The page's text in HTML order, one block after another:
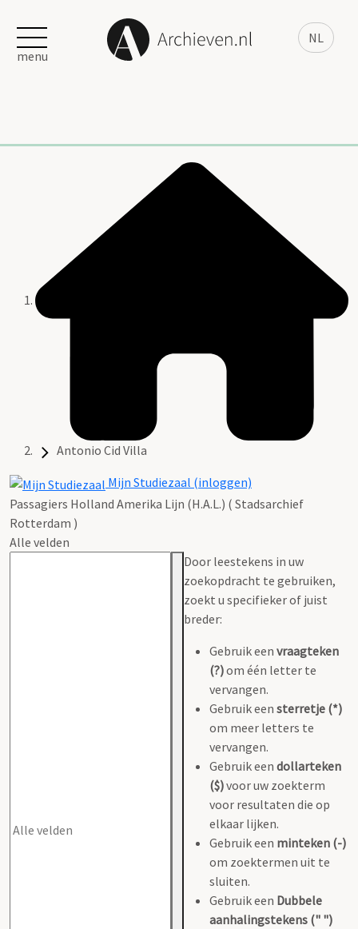
NL
menu
Antonio Cid Villa
Mijn Studiezaal (inloggen)
Passagiers Holland Amerika Lijn (H.A.L.) ( Stadsarchief
Rotterdam )
Alle velden
Door leestekens in uw
zoekopdracht te gebruiken,
zoekt u specifieker of juist
breder:
Gebruik een vraagteken
(?)om één letter te
vervangen.
Gebruik een sterretje (*)
om meer letters te
vervangen.
Gebruik een dollarteken
($)voor uw zoekterm
voor resultaten die op
elkaar lijken.
Gebruik een minteken (-)
om zoektermen uit te
sluiten.
Gebruik een Dubbele
aanhalingstekens (" ")